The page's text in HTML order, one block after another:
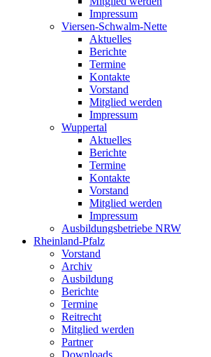
Impressum
Viersen-Schwalm-Nette
Aktuelles
Berichte
Termine
Kontakte
Vorstand
Mitglied werden
Impressum
Wuppertal
Aktuelles
Berichte
Termine
Kontakte
Vorstand
Mitglied werden
Impressum
Ausbildungsbetriebe NRW
Rheinland-Pfalz
Vorstand
Archiv
Ausbildung
Berichte
Termine
Reitrecht
Mitglied werden
Partner
Downloads